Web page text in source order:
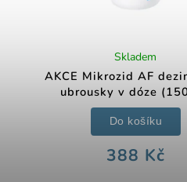
AKCE Mikrozid AF
ubrousky v dóze
Skladem
388 Kč
Do košíku